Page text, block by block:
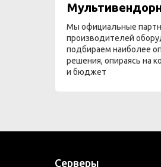
Мы официальные
производителей
подбираем наиболее
решения, опираясь на
и бюджет
Серверы